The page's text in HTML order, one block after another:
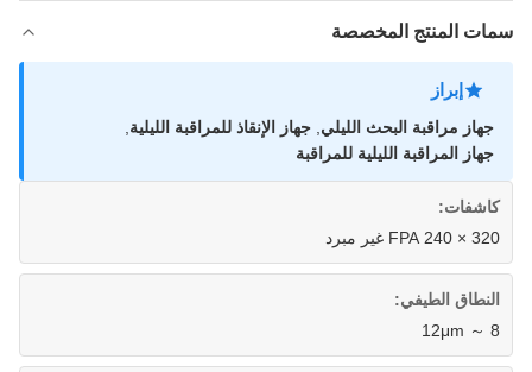
سمات المنتج المخصصة
إبراز
جهاز مراقبة البحث الليلي, جهاز الإنقاذ للمراقبة الليلية,
جهاز المراقبة الليلية للمراقبة
كاشفات:
320 × 240 FPA غير مبرد
النطاق الطيفي:
8 ～ 12μm